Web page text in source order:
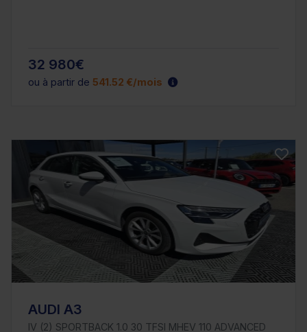
32 980€
ou à partir de 541.52 €/mois
AUDI A3
IV (2) SPORTBACK 1.0 30 TFSI MHEV 110 ADVANCED